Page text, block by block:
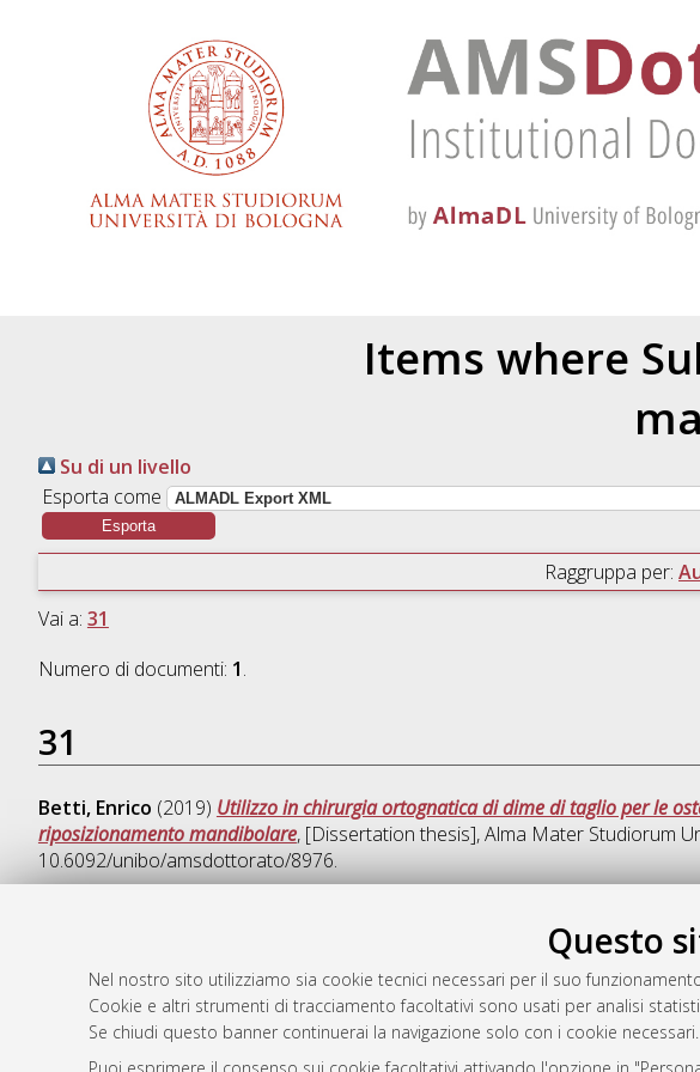
Questo
Nel nostro sito utilizziamo sia cookie tecnici necessari per il suo
Cookie e altri strumenti di tracciamento facoltativi sono usati per analisi
Se chiudi questo banner continuerai la navigazione solo con i cookie necessari.
Items where
Su di un livello
Esporta come
Raggruppa per:
Vai a: 31
Numero di documenti: 1.
31
Betti, Enrico (2019) Utilizzo in chirurgia ortognatica di dime di taglio per le
riposizionamento mandibolare, [Dissertation thesis], Alma Mater Studiorum
10.6092/unibo/amsdottorato/8976.
Atom
Rss 1.0
AMS Dottorato
ISSN: 2038-7946
Servizio implementato e gestito